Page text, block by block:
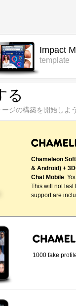
Impact
template
る
ジの構築を開始しよ
Chameleon
& Android) +
Chat Mobile.
This will not last
support are
1000 fake